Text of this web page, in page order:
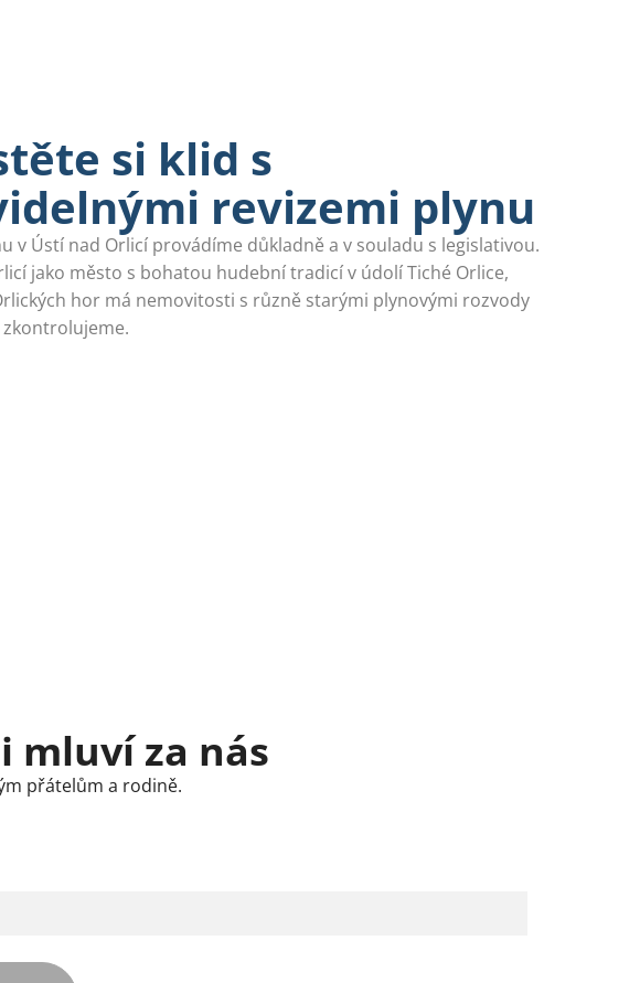
si klid s
revizemi plynu
v Ústí nad Orlicí provádíme důkladně a v souladu s legislativou.
jako město s bohatou hudební tradicí v údolí Tiché Orlice,
hor má nemovitosti s různě starými plynovými rozvody
mluví za nás
přátelům a rodině.